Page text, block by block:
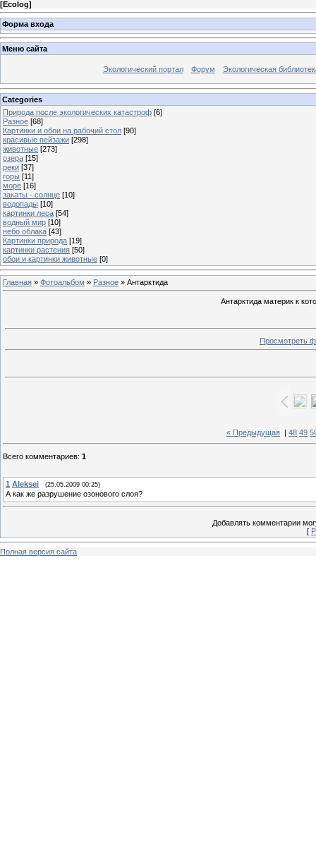
[Ecolog]
Форма входа
Меню сайта
Экологический портал Форум Экологическая
Categories
Природа после экологических катастроф [6]
Разное [68]
Картинки и обои на рабочий стол [90]
красивые пейзажи [298]
животные [273]
озера [15]
реки [37]
горы [11]
море [16]
закаты - солнце [10]
водопады [10]
картинки леса [54]
водный мир [10]
небо облака [43]
Картинки природа [19]
картинки растения [50]
обои и картинки животные [0]
Главная » Фотоальбом » Разное » Антарктида
Антарктида материк к
Просмотреть
« Предыдущая 48 49
Всего комментариев: 1
1 Aleksei (25.05.2009 00:25)
А как же разрушение озонового слоя?
Добавлять комментарии
[
Полная версия сайта